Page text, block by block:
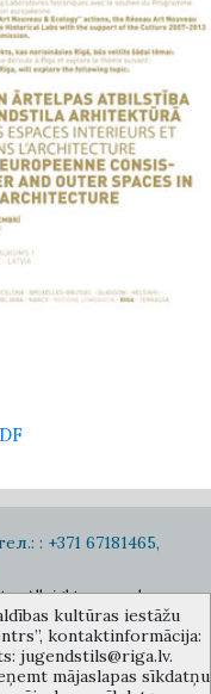
: +371 67181465,
All right reserved.
kultūras iestāžu
kontaktinformācija:
jugendstils@riga.lv.
mājaslapas sīkdatņu